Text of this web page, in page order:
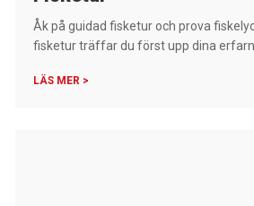
Åk på guidad fisketur och prova
fisketur träffar du först upp dina
LÄS MER >